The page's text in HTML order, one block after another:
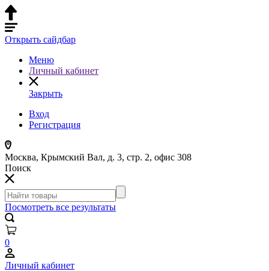
Открыть сайдбар
Меню
Личный кабинет
Закрыть
Вход
Регистрация
Москва, Крымский Вал, д. 3, стр. 2, офис 308
Поиск
Посмотреть все результаты
0
Личный кабинет